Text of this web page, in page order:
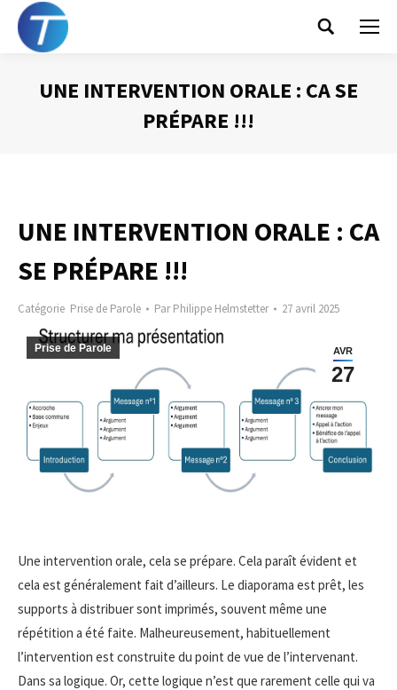
Search:
UNE INTERVENTION ORALE : CA SE
PRÉPARE !!!
UNE INTERVENTION ORALE : CA
SE PRÉPARE !!!
Catégorie Prise de Parole ParPhilippe Helmstetter 27 avril 2025
AVR
27
Prise de Parole
Une intervention orale, cela se prépare. Cela paraît évident et
cela est généralement fait d’ailleurs. Le diaporama est prêt, les
supports à distribuer sont imprimés, souvent même une
répétition a été faite. Malheureusement, habituellement
l’intervention est construite du point de vue de l’intervenant.
Dans sa logique. Or, cette logique n’est que rarement celle qui va